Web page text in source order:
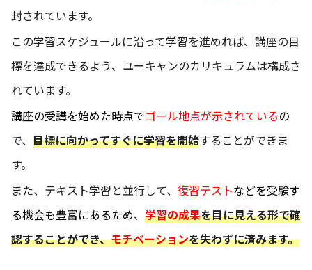
封されています。
この学習スケジュールに沿って学習を進めれば、講座の目
標を達成できるよう、ユーキャンのカリキュラムは構成さ
れています。
講座の受講を始めた時点でゴール地点が示されているの
で、 目標に向かってすぐに学習を開始することができま
す。
また、テキスト学習と並行して、 復習テストなどを受験す
る機会も豊富にあるため、 学習の成果を目に見える形で確
認することができ、モチベーションを失わずに済みます。